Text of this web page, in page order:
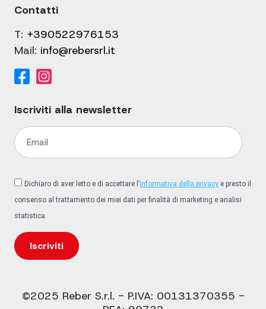
Contatti
T: +390522976153
Mail: info@rebersrl.it
Iscriviti alla newsletter
Dichiaro di aver letto e di accettare l’informativa della privacy e presto il
consenso al trattamento dei miei dati per finalità di marketing e analisi
statistica.
Iscriviti
©2025 Reber S.r.l. - P.IVA: 00131370355 -